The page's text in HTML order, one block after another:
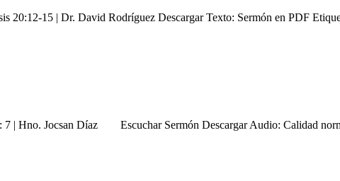
20:12-15 | Dr. David Rodríguez Descargar Texto: Sermón en PDF
7 | Hno. Jocsan Díaz Escuchar Sermón Descargar Audio: Calidad